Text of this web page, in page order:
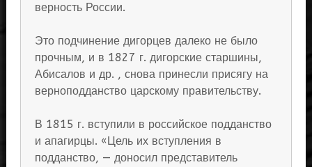
верность России.
Это подчинение дигорцев далеко не было
прочным, и в 1827 г. дигорские старшины,
Абисалов и др. , снова принесли присягу на
верноподданство царскому правительству.
В 1815 г. вступили в российское подданство
и апагирцы. «Цель их вступления в
подданство, — доносил представитель